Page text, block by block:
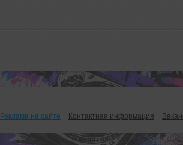
Реклама на сайте Контактная информация